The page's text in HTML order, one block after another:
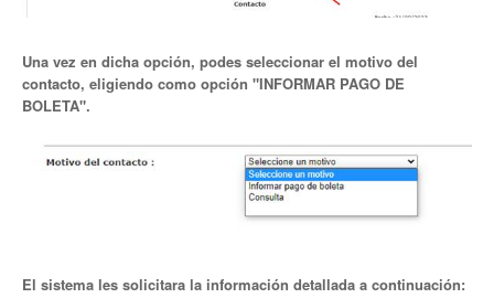
Secretaría de Obra Social
Secretaría Administrativa
Secretaría de Organización
Una vez en dicha opción, podes seleccionar el motivo del
contacto, eligiendo como opción "INFORMAR PAGO DE
BOLETA".
El sistema les solicitara la información detallada a continuación: